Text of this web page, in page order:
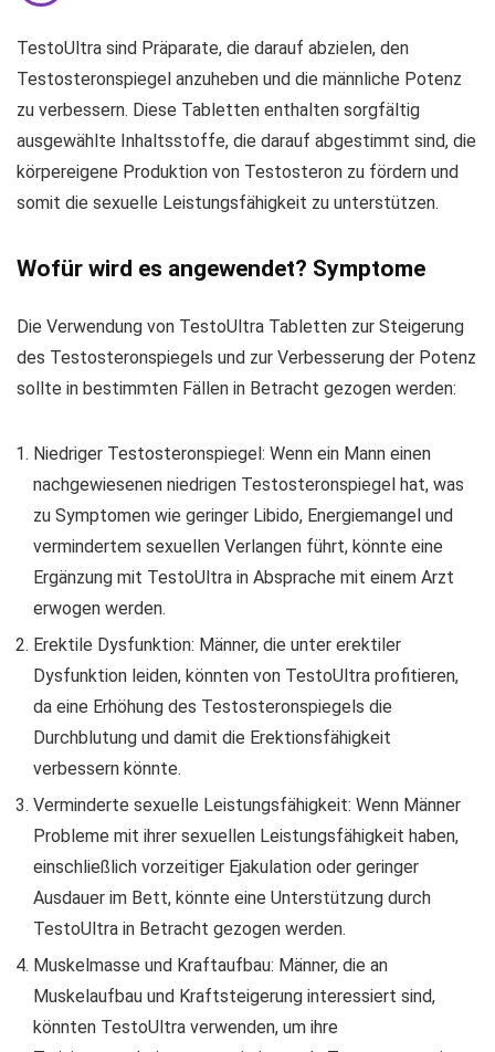
TestoUltra sind Präparate, die darauf abzielen, den
Testosteronspiegel anzuheben und die männliche Potenz
zu verbessern. Diese Tabletten enthalten sorgfältig
ausgewählte Inhaltsstoffe, die darauf abgestimmt sind, die
körpereigene Produktion von Testosteron zu fördern und
somit die sexuelle Leistungsfähigkeit zu unterstützen.
Wofür wird es angewendet? Symptome
Die Verwendung von TestoUltra Tabletten zur Steigerung
des Testosteronspiegels und zur Verbesserung der Potenz
sollte in bestimmten Fällen in Betracht gezogen werden:
Niedriger Testosteronspiegel: Wenn ein Mann einen
nachgewiesenen niedrigen Testosteronspiegel hat, was
zu Symptomen wie geringer Libido, Energiemangel und
vermindertem sexuellen Verlangen führt, könnte eine
Ergänzung mit TestoUltra in Absprache mit einem Arzt
erwogen werden.
Erektile Dysfunktion: Männer, die unter erektiler
Dysfunktion leiden, könnten von TestoUltra profitieren,
da eine Erhöhung des Testosteronspiegels die
Durchblutung und damit die Erektionsfähigkeit
verbessern könnte.
Verminderte sexuelle Leistungsfähigkeit: Wenn Männer
Probleme mit ihrer sexuellen Leistungsfähigkeit haben,
einschließlich vorzeitiger Ejakulation oder geringer
Ausdauer im Bett, könnte eine Unterstützung durch
TestoUltra in Betracht gezogen werden.
Muskelmasse und Kraftaufbau: Männer, die an
Muskelaufbau und Kraftsteigerung interessiert sind,
könnten TestoUltra verwenden, um ihre